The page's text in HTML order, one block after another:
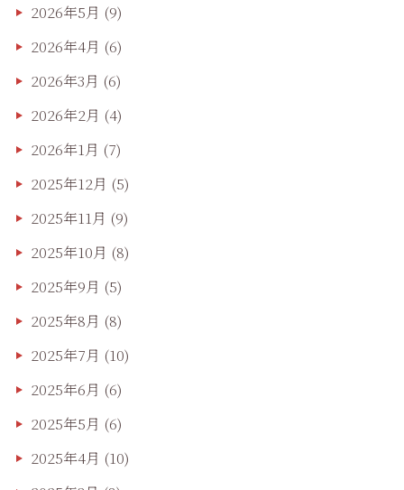
2026年5月 (9)
2026年4月 (6)
2026年3月 (6)
2026年2月 (4)
2026年1月 (7)
2025年12月 (5)
2025年11月 (9)
2025年10月 (8)
2025年9月 (5)
2025年8月 (8)
2025年7月 (10)
2025年6月 (6)
2025年5月 (6)
2025年4月 (10)